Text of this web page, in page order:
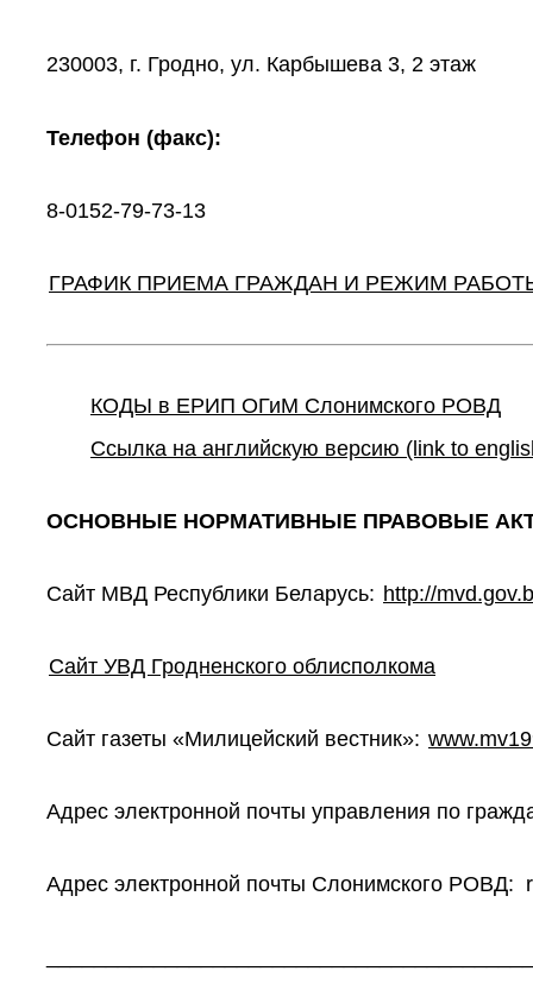
230003, г. Гродно, ул. Карбышева 3, 2 этаж
Телефон (факс):
8-0152-79-73-13
ГРАФИК ПРИЕМА ГРАЖДАН И РЕЖИМ
КОДЫ в ЕРИП ОГиМ Слонимского РОВД
Ссылка на английскую версию (link to
ОСНОВНЫЕ НОРМАТИВНЫЕ ПРАВОВЫЕ
Сайт МВД Республики Беларусь: http://
Сайт УВД Гродненского облисполкома
Сайт газеты «Милицейский вестник»:
Адрес электронной почты управления по
Адрес электронной почты Слонимского РОВД: